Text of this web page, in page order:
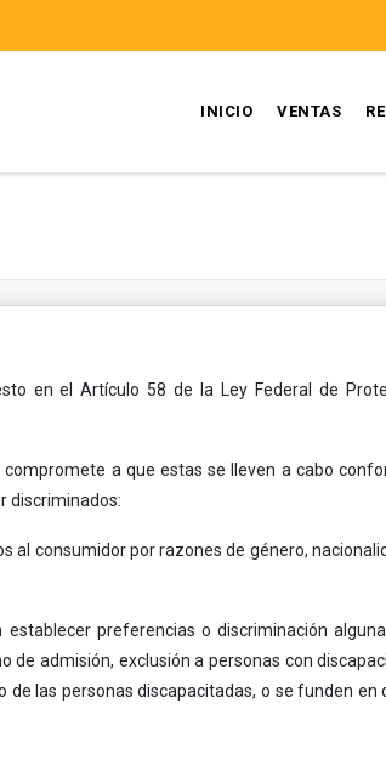
INICIO VENTAS
en el Artículo 58 de la Ley Federal de
a que estas se lleven a cabo
discriminados:
al consumidor por razones de género,
preferencias o discriminación
admisión, exclusión a personas con
las personas discapacitadas, o se funden en